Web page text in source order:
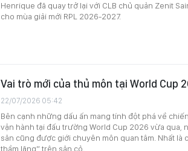
Henrique đã quay trở lại với CLB chủ quản Zenit
cho mùa giải mới RPL 2026-2027.
Vai trò mới của thủ môn tại World Cup
22/07/2026 05:42
Bên cạnh những dấu ấn mang tính đột phá về
vận hành tại đấu trường World Cup 2026 vừa qua,
sân cũng được giới chuyên môn quan tâm. Nhất là
thầm lặng” trên sân cỏ.